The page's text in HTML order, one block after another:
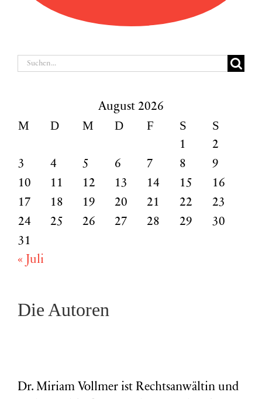
Suche
August 2026
M D M D F S S
1
2
3
4 5 6 7 8
9
10
11 12 13 14 15
16
17
18 19 20 21 22
23
24
25 26 27 28 29
30
31
« Juli
Die Autoren
Dr. Miriam Vollmer ist Rechtsanwältin und